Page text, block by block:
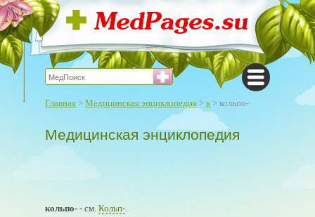
Главная > Медицинская энциклопедия > к> кольпо-
Медицинская энциклопедия
кольпо- - см. Кольп-.